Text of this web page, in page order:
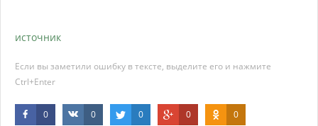
источник
Если вы заметили ошибку в тексте, выделите его и нажмите
Ctrl+Enter
0 0 0 0 0